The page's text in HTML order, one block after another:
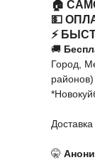
🏠
💵
⚡️
🚚
Город,
районов)
🤫